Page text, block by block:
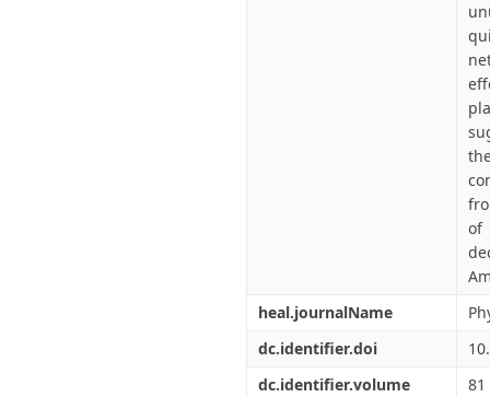
of
heal.journalName
dc.identifier.doi
dc.identifier.volume
81